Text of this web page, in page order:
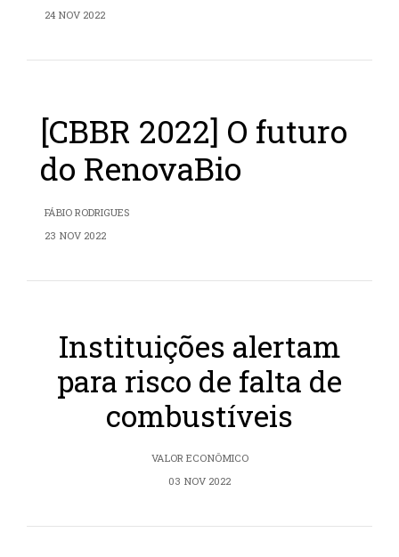
24 NOV 2022
[CBBR 2022] O futuro
do RenovaBio
FÁBIO RODRIGUES
23 NOV 2022
Instituições alertam
para risco de falta de
combustíveis
VALOR ECONÔMICO
03 NOV 2022